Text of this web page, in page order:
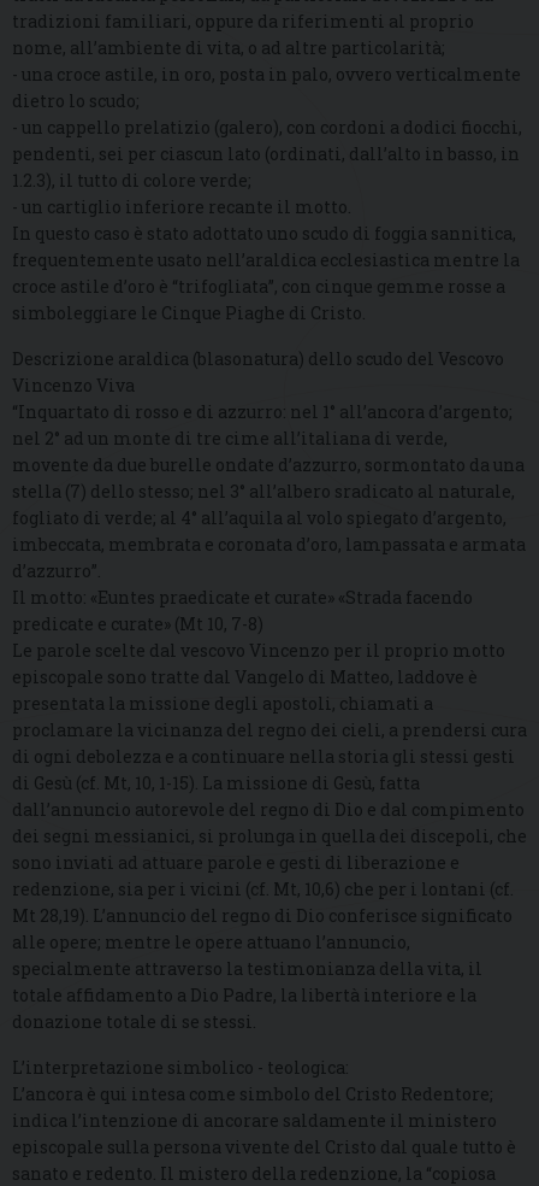
tradizioni familiari, oppure da riferimenti al proprio
nome, all’ambiente di vita, o ad altre particolarità;
- una croce astile, in oro, posta in palo, ovvero verticalmente
dietro lo scudo;
- un cappello prelatizio (galero), con cordoni a dodici fiocchi,
pendenti, sei per ciascun lato (ordinati, dall’alto in basso, in
1.2.3), il tutto di colore verde;
- un cartiglio inferiore recante il motto.
In questo caso è stato adottato uno scudo di foggia sannitica,
frequentemente usato nell’araldica ecclesiastica mentre la
croce astile d’oro è “trifogliata”, con cinque gemme rosse a
simboleggiare le Cinque Piaghe di Cristo.
Descrizione araldica (blasonatura) dello scudo del Vescovo
Vincenzo Viva
“Inquartato di rosso e di azzurro: nel 1° all’ancora d’argento;
nel 2° ad un monte di tre cime all’italiana di verde,
movente da due burelle ondate d’azzurro, sormontato da una
stella (7) dello stesso; nel 3° all’albero sradicato al naturale,
fogliato di verde; al 4° all’aquila al volo spiegato d’argento,
imbeccata, membrata e coronata d’oro, lampassata e armata
d’azzurro”.
Il motto: «Euntes praedicate et curate» «Strada facendo
predicate e curate» (Mt 10, 7-8)
Le parole scelte dal vescovo Vincenzo per il proprio motto
episcopale sono tratte dal Vangelo di Matteo, laddove è
presentata la missione degli apostoli, chiamati a
proclamare la vicinanza del regno dei cieli, a prendersi cura
di ogni debolezza e a continuare nella storia gli stessi gesti
di Gesù (cf. Mt, 10, 1-15). La missione di Gesù, fatta
dall’annuncio autorevole del regno di Dio e dal compimento
dei segni messianici, si prolunga in quella dei discepoli, che
sono inviati ad attuare parole e gesti di liberazione e
redenzione, sia per i vicini (cf. Mt, 10,6) che per i lontani (cf.
Mt 28,19). L’annuncio del regno di Dio conferisce significato
alle opere; mentre le opere attuano l’annuncio,
specialmente attraverso la testimonianza della vita, il
totale affidamento a Dio Padre, la libertà interiore e la
donazione totale di se stessi.
L’interpretazione simbolico - teologica:
L’ancora è qui intesa come simbolo del Cristo Redentore;
indica l’intenzione di ancorare saldamente il ministero
episcopale sulla persona vivente del Cristo dal quale tutto è
sanato e redento. Il mistero della redenzione, la “copiosa